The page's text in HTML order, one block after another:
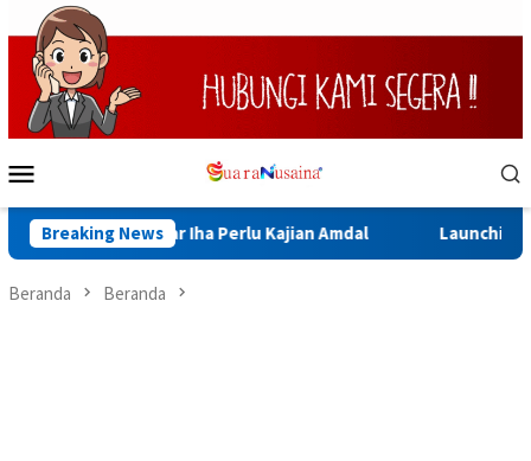
Loncat
ke
konten
Mobile
Breaking News
Sinabar Iha Perlu Kajian Amdal Launching Muktamar
Beranda Beranda